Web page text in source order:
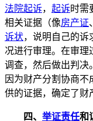
法院起诉， 起诉时需
相关证据（像房产证
诉状，说明自己的诉
况进行审理。在审理
调查，然后做出判决
因为财产分割协商
供的证据，确定了财
四、 举证责任和